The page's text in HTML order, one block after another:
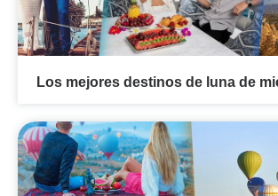
Los mejores destinos de luna de